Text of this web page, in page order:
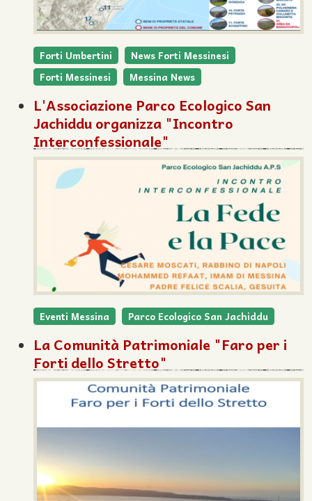
Forti Umbertini
News Forti Messinesi
Forti Messinesi
Messina News
L'Associazione Parco Ecologico San
Jachiddu organizza "Incontro
Interconfessionale"
Eventi Messina Parco Ecologico San Jachiddu
La Comunità Patrimoniale "Faro per i
Forti dello Stretto"